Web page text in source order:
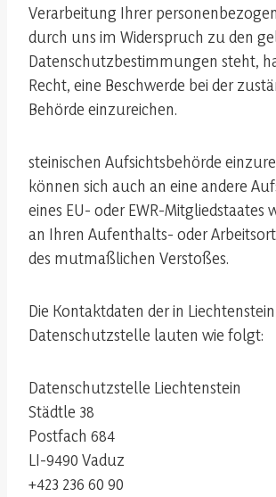
Verarbeitung Ihrer
durch uns im Widerspruch zu den
Datenschutzbestimmungen steht,
Recht, eine Beschwerde bei der
Behörde einzureichen.
steinischen Aufsichtsbehörde
können sich auch an eine andere
eines EU- oder EWR-Mitgliedstaates
an Ihren Aufenthalts- oder
des mutmaßlichen Verstoßes.
Die Kontaktdaten der in
Datenschutzstelle lauten wie folgt:
Datenschutzstelle Liechtenstein
Städtle 38
Postfach 684
LI-9490 Vaduz
+423 236 60 90